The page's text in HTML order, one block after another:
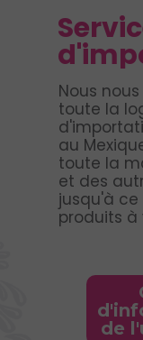
de
Nous
toute la
au
toute la
et des
jusqu'à ce
produits à